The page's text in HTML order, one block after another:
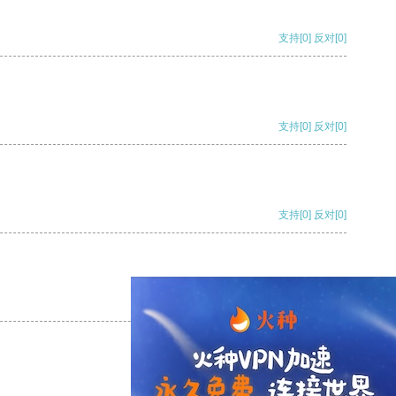
支持[0] 反对[0]
支持[0] 反对[0]
支持[0] 反对[0]
支持 [0] 反对[0]